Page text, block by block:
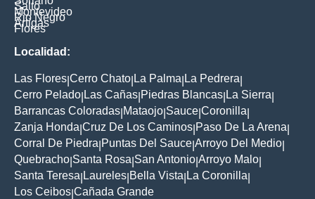
Salto
Montevideo
Rio Negro
Artigas
Flores
Localidad:
Las Flores Cerro Chato La Palma La Pedrera
Cerro Pelado Las Cañas Piedras Blancas La Sierra
Barrancas Coloradas Mataojo Sauce Coronilla
Zanja Honda Cruz De Los Caminos Paso De La Arena
Corral De Piedra Puntas Del Sauce Arroyo Del Medio
Quebracho Santa Rosa San Antonio Arroyo Malo
Santa Teresa Laureles Bella Vista La Coronilla
Los Ceibos Cañada Grande